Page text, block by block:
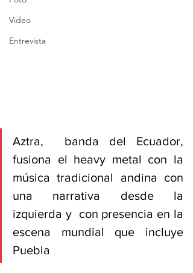
Video
Entrevista
Aztra,  banda del Ecuador,
fusiona el heavy metal con la
música tradicional andina con
una narrativa desde la
izquierda y  con presencia en la
escena mundial que incluye
Puebla